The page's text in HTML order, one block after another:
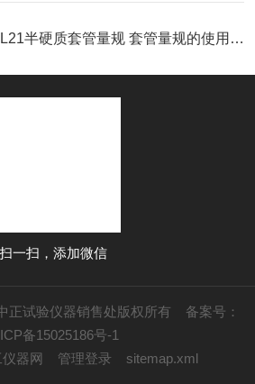
JG3050-L21半硬质套管量规 套管量规的使用说明
扫一扫，添加微信
正试验仪器销售处版权所有 备案号：
备15025186号-1
器网 管理登录 sitemap.xml